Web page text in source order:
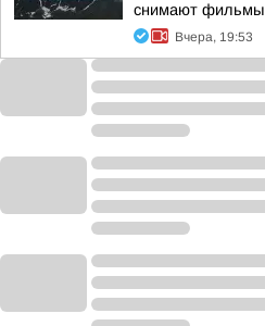
снимают фильмы
Вчера, 19:53